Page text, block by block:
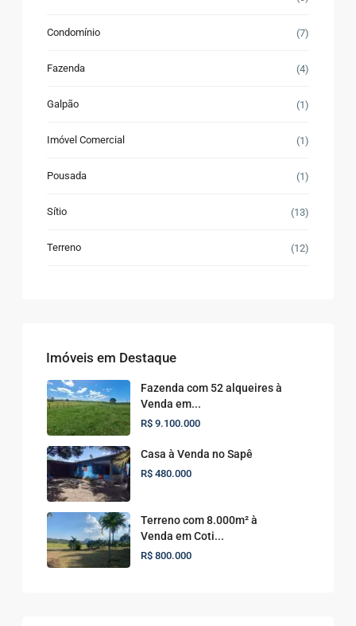
Condomínio (7)
Fazenda (4)
Galpão (1)
Imóvel Comercial (1)
Pousada (1)
Sítio (13)
Terreno (12)
Imóveis em Destaque
Fazenda com 52 alqueires à
Venda em...
R$ 9.100.000
Casa à Venda no Sapê
R$ 480.000
Terreno com 8.000m² à
Venda em Coti...
R$ 800.000